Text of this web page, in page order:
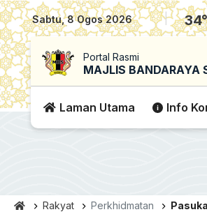
Sabtu, 8 Ogos 2026 | 34
Portal Rasmi
MAJLIS BANDARAYA
Laman Utama Info
Rakyat Perkhidmatan